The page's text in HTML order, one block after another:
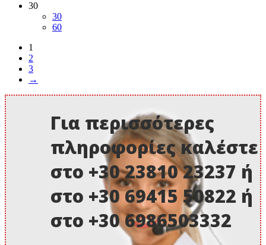
30
30
60
1
2
3
→
Για περισσότερες
πληροφορίες καλέστε
στο +30 23810 23237 ή
στο +30 69415 50822 ή
στο +30 6986503332